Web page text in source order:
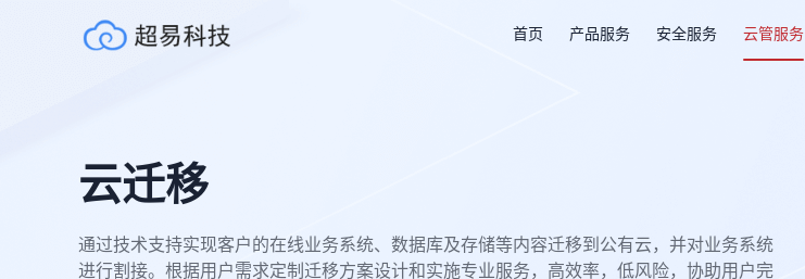
首页 产品服务 安全服务 云管服务
云迁移
通过技术支持实现客户的在线业务系统、数据库及存储等内容迁移到公有云，并对业务系统
进行割接。根据用户需求定制迁移方案设计和实施专业服务，高效率，低风险，协助用户完